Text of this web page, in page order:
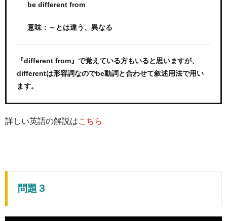
be different from
意味：～とは違う、異なる
『different from』で覚えている方もいると思いますが、
differentは形容詞なのでbe動詞と合わせて叙述用法で用い
ます。
詳しい英語の解説はこちら
問題３